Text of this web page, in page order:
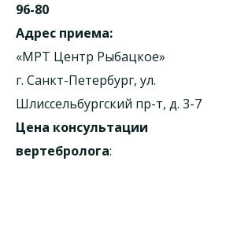
96-80
Адрес приема:
«МРТ Центр Рыбацкое»
г. Санкт-Петербург, ул.
Шлиссельбургский пр-т, д. 3-7
Цена консультации
вертебролога: